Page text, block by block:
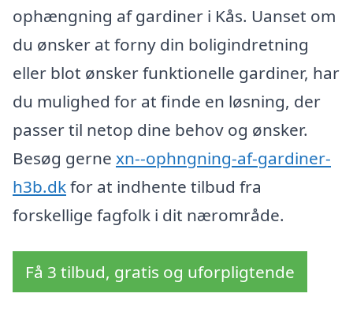
ophængning af gardiner i Kås. Uanset om
du ønsker at forny din boligindretning
eller blot ønsker funktionelle gardiner, har
du mulighed for at finde en løsning, der
passer til netop dine behov og ønsker.
Besøg gerne xn--ophngning-af-gardiner-
h3b.dkfor at indhente tilbud fra
forskellige fagfolk i dit nærområde.
Få 3 tilbud, gratis og uforpligtende